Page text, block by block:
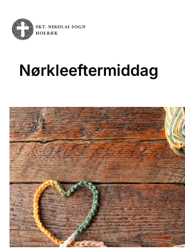
Nørkleeftermiddag